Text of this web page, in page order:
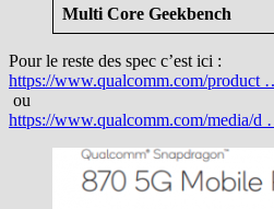
Multi Core Geekbench
Pour le reste des spec c’est ici :
https://www.qualcomm.com/product
ou
https://www.qualcomm.com/media/